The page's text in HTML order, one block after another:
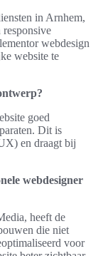
in Arnhem,
webdesign
website te
goed
Dit is
en draagt bij
webdesigner
heeft de
die niet
voor